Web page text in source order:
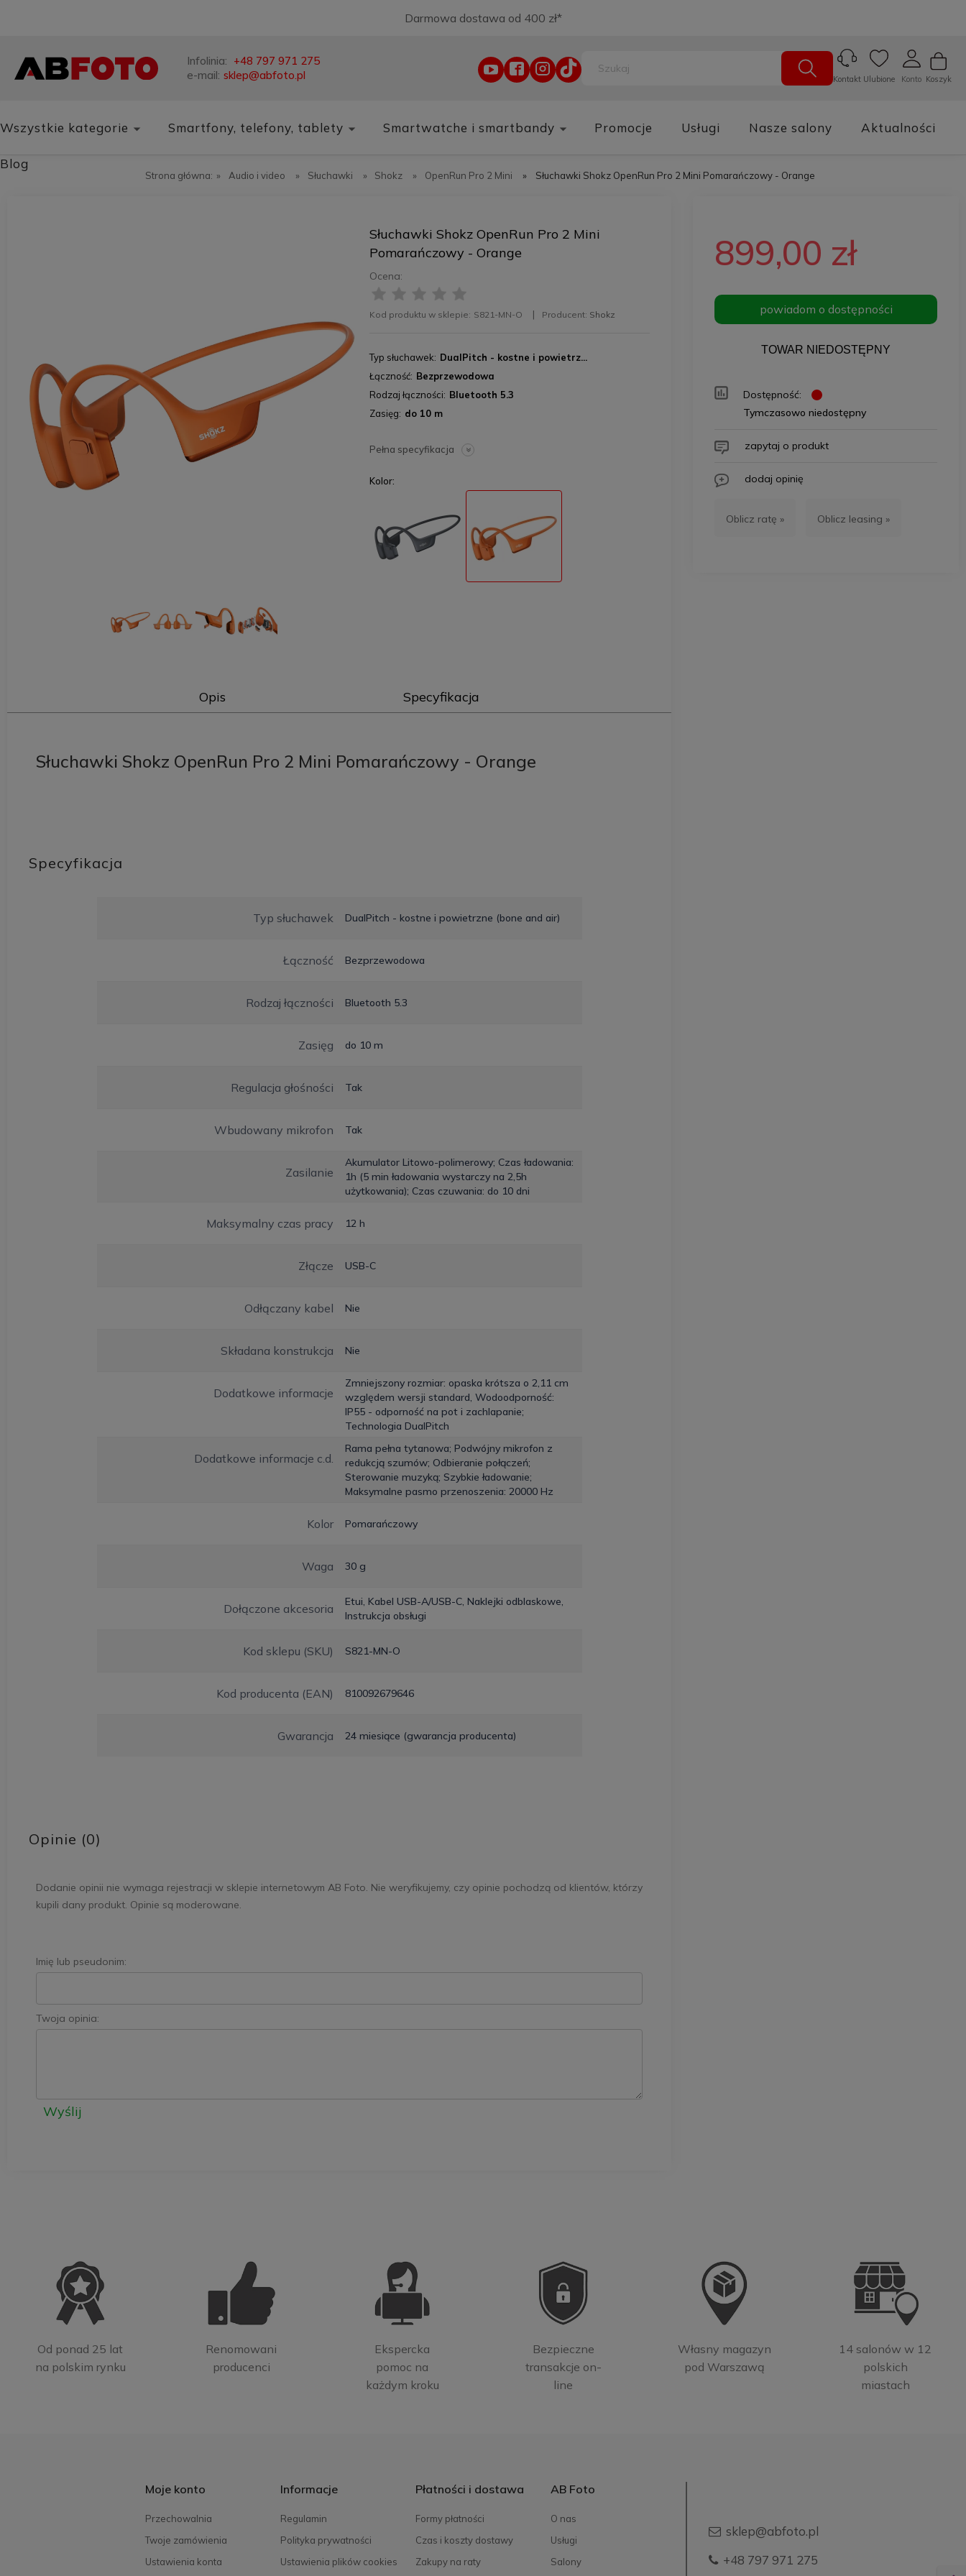
Darmowa dostawa od 400 zł*
Infolinia: +48 797 971 275
e-mail: sklep@abfoto.pl Koszyk
Konto
Ulubione
Kontakt
Wszystkie kategorie Smartfony, telefony, tablety Smartwatche i smartbandy Promocje Usługi Nasze salony Aktualności
Blog
Strona główna: » Audio i video » Słuchawki » Shokz » OpenRun Pro 2 Mini » Słuchawki Shokz OpenRun Pro 2 Mini Pomarańczowy - Orange
Słuchawki Shokz OpenRun Pro 2 Mini
Pomarańczowy - Orange
Ocena:
Kod produktu w sklepie: S821-MN-O Producent: Shokz
Typ słuchawek
DualPitch - kostne i powietrz...
Łączność Bezprzewodowa
Rodzaj łączności
Bluetooth 5.3
Zasięg
do 10 m
Pełna specyfikacja
Kolor:
Opis Specyfikacja
Słuchawki Shokz OpenRun Pro 2 Mini Pomarańczowy - Orange
Specyfikacja
Typ słuchawek DualPitch - kostne i powietrzne (bone and air)
Łączność Bezprzewodowa
Rodzaj łączności Bluetooth 5.3
Zasięg do 10 m
Regulacja głośności Tak
Wbudowany mikrofon Tak
Zasilanie
Akumulator Litowo-polimerowy; Czas ładowania:
1h (5 min ładowania wystarczy na 2,5h
użytkowania); Czas czuwania: do 10 dni
Maksymalny czas pracy 12 h
Złącze USB-C
Odłączany kabel Nie
Składana konstrukcja Nie
Dodatkowe informacje
Zmniejszony rozmiar: opaska krótsza o 2,11 cm
względem wersji standard, Wodoodporność:
IP55 - odporność na pot i zachlapanie;
Technologia DualPitch
Dodatkowe informacje c.d.
Rama pełna tytanowa; Podwójny mikrofon z
redukcją szumów; Odbieranie połączeń;
Sterowanie muzyką; Szybkie ładowanie;
Maksymalne pasmo przenoszenia: 20000 Hz
Kolor Pomarańczowy
Waga 30 g
Dołączone akcesoria
Etui, Kabel USB-A/USB-C, Naklejki odblaskowe,
Instrukcja obsługi
Kod sklepu (SKU) S821-MN-O
Kod producenta (EAN) 810092679646
Gwarancja 24 miesiące (gwarancja producenta)
Opinie (0)
Dodanie opinii nie wymaga rejestracji w sklepie internetowym AB Foto. Nie weryfikujemy, czy opinie pochodzą od klientów, którzy
kupili dany produkt. Opinie są moderowane.
Imię lub pseudonim:
Twoja opinia:
Wyślij
899,00 zł
powiadom o dostępności
TOWAR NIEDOSTĘPNY
Dostępność:
Tymczasowo niedostępny
zapytaj o produkt
dodaj opinię
Oblicz ratę » Oblicz leasing »
Od ponad 25 lat
na polskim rynku
Renomowani
producenci
Ekspercka
pomoc na
każdym kroku
Bezpieczne
transakcje on-
line
Własny magazyn
pod Warszawą
14 salonów w 12
polskich
miastach
Moje konto
Przechowalnia
Twoje zamówienia
Ustawienia konta
Informacje
Regulamin
Polityka prywatności
Ustawienia plików cookies
Płatności i dostawa
Formy płatności
Czas i koszty dostawy
Zakupy na raty
AB Foto
O nas
Usługi
Salony
sklep@abfoto.pl
+48 797 971 275